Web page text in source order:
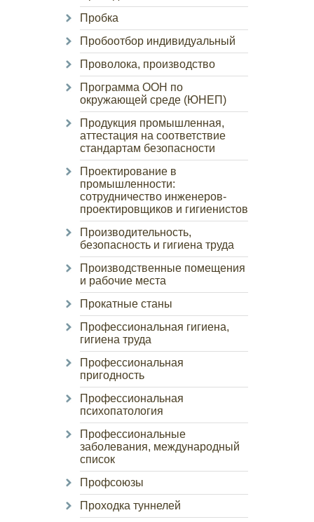
Пробка
Пробоотбор индивидуальный
Проволока, производство
Программа ООН по
окружающей среде (ЮНЕП)
Продукция промышленная,
аттестация на соответствие
стандартам безопасности
Проектирование в
промышленности:
сотрудничество инженеров-
проектировщиков и гигиенистов
Производительность,
безопасность и гигиена труда
Производственные помещения
и рабочие места
Прокатные станы
Профессиональная гигиена,
гигиена труда
Профессиональная
пригодность
Профессиональная
психопатология
Профессиональные
заболевания, международный
список
Профсоюзы
Проходка туннелей